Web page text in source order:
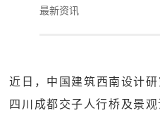
最新资讯
近日，中国建筑西南设计
四川成都交子人行桥及景